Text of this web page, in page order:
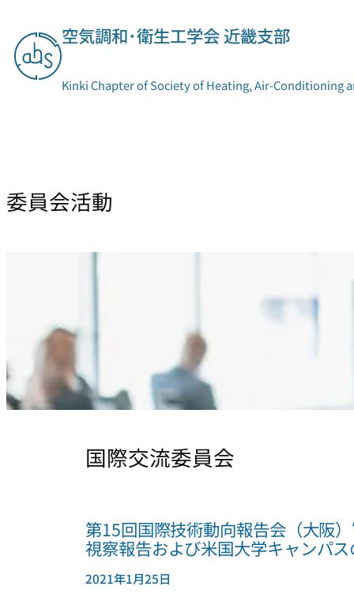
を
ス
空気調和･衛生工学会 近畿支部
Kinki Chapter of Society of Heating, Air-Conditioning
委員会活動
国際交流委員会
第15回国際技術動向報告会（大阪
視察報告および米国大学キャンパ
2021年1月25日